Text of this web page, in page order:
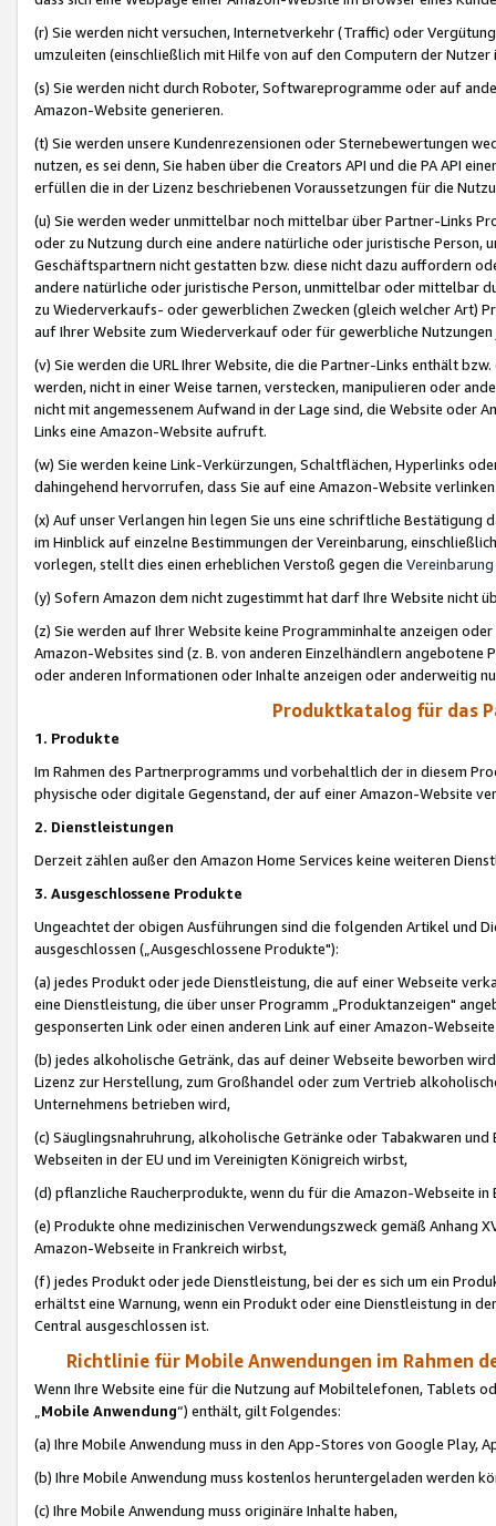
(r) Sie werden nicht versuchen, Internetverkehr (Traffic) oder
umzuleiten (einschließlich mit Hilfe von auf den Computern der
(s) Sie werden nicht durch Roboter, Softwareprogramme oder auf
Amazon-Website generieren.
(t) Sie werden unsere Kundenrezensionen oder Sternebewertungen
nutzen, es sei denn, Sie haben über die Creators API und die PA API
erfüllen die in der Lizenz beschriebenen Voraussetzungen für die
(u) Sie werden weder unmittelbar noch mittelbar über Partner-Links
oder zu Nutzung durch eine andere natürliche oder juristische
Geschäftspartnern nicht gestatten bzw. diese nicht dazu auffordern
andere natürliche oder juristische Person, unmittelbar oder mittelbar
zu Wiederverkaufs- oder gewerblichen Zwecken (gleich welcher Art)
auf Ihrer Website zum Wiederverkauf oder für gewerbliche
(v) Sie werden die URL Ihrer Website, die die Partner-Links enthält
werden, nicht in einer Weise tarnen, verstecken, manipulieren oder
nicht mit angemessenem Aufwand in der Lage sind, die Website oder
Links eine Amazon-Website aufruft.
(w) Sie werden keine Link-Verkürzungen, Schaltflächen, Hyperlinks
dahingehend hervorrufen, dass Sie auf eine Amazon-Website
(x) Auf unser Verlangen hin legen Sie uns eine schriftliche
im Hinblick auf einzelne Bestimmungen der Vereinbarung,
vorlegen, stellt dies einen erheblichen Verstoß gegen die Vereinbarung
(y) Sofern Amazon dem nicht zugestimmt hat darf Ihre Website nicht
(z) Sie werden auf Ihrer Website keine Programminhalte anzeigen
Amazon-Websites sind (z. B. von anderen Einzelhändlern
oder anderen Informationen oder Inhalte anzeigen oder anderweitig
Produktkatalog für das
1. Produkte
Im Rahmen des Partnerprogramms und vorbehaltlich der in diesem
physische oder digitale Gegenstand, der auf einer Amazon-Website
2. Dienstleistungen
Derzeit zählen außer den Amazon Home Services keine weiteren
3. Ausgeschlossene Produkte
Ungeachtet der obigen Ausführungen sind die folgenden Artikel und
ausgeschlossen („Ausgeschlossene Produkte"):
(a) jedes Produkt oder jede Dienstleistung, die auf einer Webseite
eine Dienstleistung, die über unser Programm „Produktanzeigen"
gesponserten Link oder einen anderen Link auf einer Amazon-
(b) jedes alkoholische Getränk, das auf deiner Webseite beworben
Lizenz zur Herstellung, zum Großhandel oder zum Vertrieb
Unternehmens betrieben wird,
(c) Säuglingsnahruhrung, alkoholische Getränke oder Tabakwaren
Webseiten in der EU und im Vereinigten Königreich wirbst,
(d) pflanzliche Raucherprodukte, wenn du für die Amazon-Webseite in
(e) Produkte ohne medizinischen Verwendungszweck gemäß Anhang
Amazon-Webseite in Frankreich wirbst,
(f) jedes Produkt oder jede Dienstleistung, bei der es sich um ein
erhältst eine Warnung, wenn ein Produkt oder eine Dienstleistung in
Central ausgeschlossen ist.
Richtlinie für Mobile Anwendungen im Rahmen
Wenn Ihre Website eine für die Nutzung auf Mobiltelefonen, Tablets
„Mobile Anwendung“) enthält, gilt Folgendes:
(a) Ihre Mobile Anwendung muss in den App-Stores von Google Play,
(b) Ihre Mobile Anwendung muss kostenlos heruntergeladen werden
(c) Ihre Mobile Anwendung muss originäre Inhalte haben,